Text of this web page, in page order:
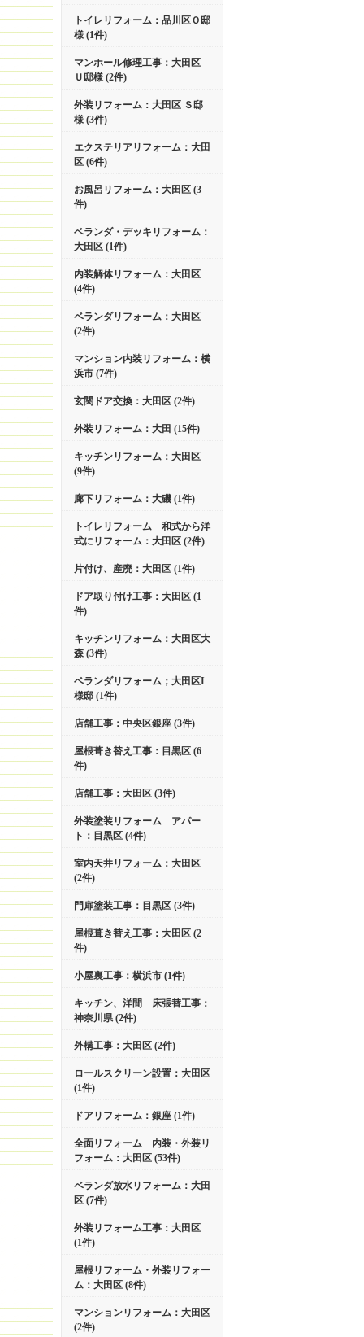
トイレリフォーム：品川区Ｏ邸
様 (1件)
マンホール修理工事：大田区
Ｕ邸様 (2件)
外装リフォーム：大田区 Ｓ邸
様 (3件)
エクステリアリフォーム：大田
区 (6件)
お風呂リフォーム：大田区 (3
件)
ベランダ・デッキリフォーム：
大田区 (1件)
内装解体リフォーム：大田区
(4件)
ベランダリフォーム：大田区
(2件)
マンション内装リフォーム：横
浜市 (7件)
玄関ドア交換：大田区 (2件)
外装リフォーム：大田 (15件)
キッチンリフォーム：大田区
(9件)
廊下リフォーム：大磯 (1件)
トイレリフォーム 和式から洋
式にリフォーム：大田区 (2件)
片付け、産廃：大田区 (1件)
ドア取り付け工事：大田区 (1
件)
キッチンリフォーム：大田区大
森 (3件)
ベランダリフォーム；大田区I
様邸 (1件)
店舗工事：中央区銀座 (3件)
屋根葺き替え工事：目黒区 (6
件)
店舗工事：大田区 (3件)
外装塗装リフォーム アパー
ト：目黒区 (4件)
室内天井リフォーム：大田区
(2件)
門扉塗装工事：目黒区 (3件)
屋根葺き替え工事：大田区 (2
件)
小屋裏工事：横浜市 (1件)
キッチン、洋間 床張替工事：
神奈川県 (2件)
外構工事：大田区 (2件)
ロールスクリーン設置：大田区
(1件)
ドアリフォーム：銀座 (1件)
全面リフォーム 内装・外装リ
フォーム：大田区 (53件)
ベランダ放水リフォーム：大田
区 (7件)
外装リフォーム工事：大田区
(1件)
屋根リフォーム・外装リフォー
ム：大田区 (8件)
マンションリフォーム：大田区
(2件)